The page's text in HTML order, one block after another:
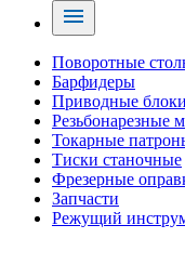
Поворотные
Барфидеры
Приводные блоки
Резьбонарезные
Токарные
Тиски станочные
Фрезерные
Запчасти
Режущий